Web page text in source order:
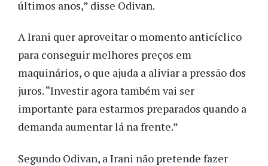
últimos anos,” disse Odivan.
A Irani quer aproveitar o momento anticíclico
para conseguir melhores preços em
maquinários, o que ajuda a aliviar a pressão dos
juros. “Investir agora também vai ser
importante para estarmos preparados quando a
demanda aumentar lá na frente.”
Segundo Odivan, a Irani não pretende fazer